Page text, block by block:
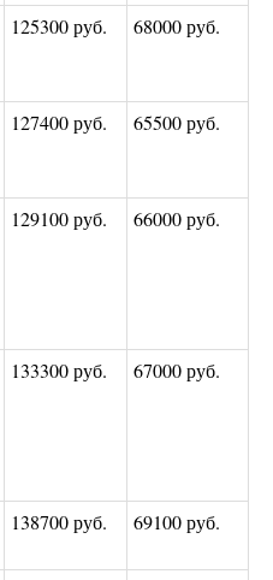
125300 руб. 68000 руб.
127400 руб. 65500 руб.
129100 руб. 66000 руб.
133300 руб. 67000 руб.
138700 руб. 69100 руб.